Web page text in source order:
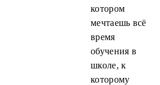
котором
мечтаешь всё
время
обучения в
школе, к
которому